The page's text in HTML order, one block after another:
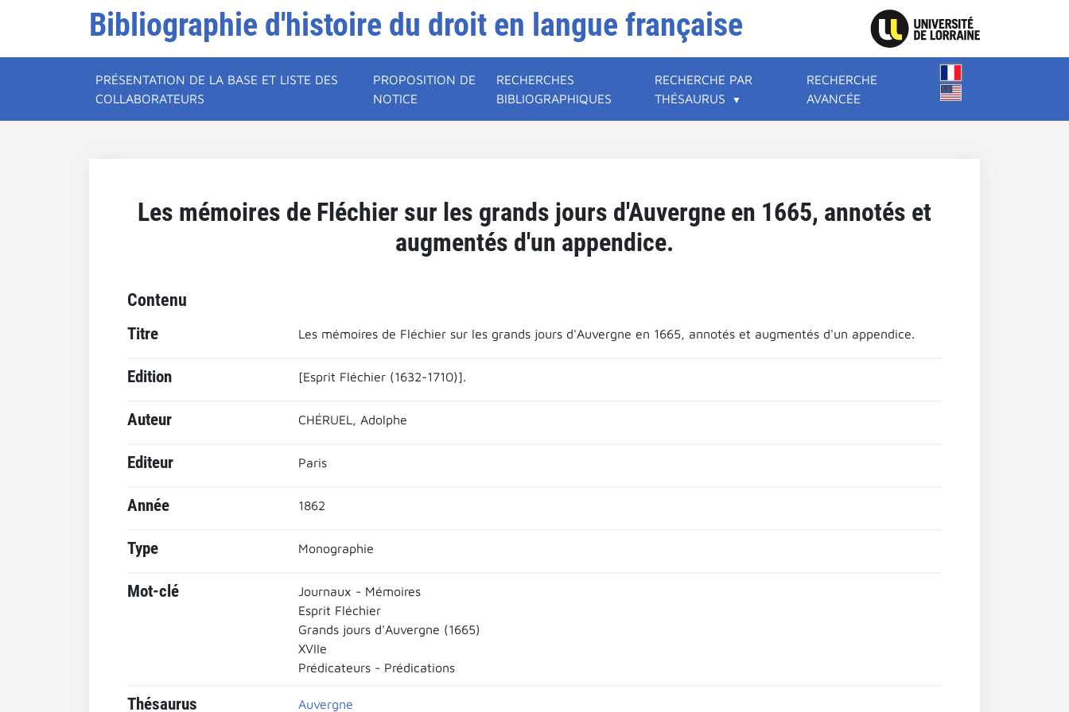
Bibliographie d'histoire du droit en langue française
PRÉSENTATION DE LA BASE ET LISTE DES
COLLABORATEURS
PROPOSITION DE
NOTICE
RECHERCHES
BIBLIOGRAPHIQUES
RECHERCHE PAR
THÉSAURUS
RECHERCHE
AVANCÉE
Les mémoires de Fléchier sur les grands jours d'Auvergne en 1665, annotés et
augmentés d'un appendice.
Contenu
Titre Les mémoires de Fléchier sur les grands jours d'Auvergne en 1665, annotés et augmentés d'un appendice.
Edition [Esprit Fléchier (1632-1710)].
Auteur CHÉRUEL, Adolphe
Editeur Paris
Année 1862
Type Monographie
Mot-clé
Journaux - Mémoires
Esprit Fléchier
Grands jours d'Auvergne (1665)
XVIIe
Prédicateurs - Prédications
Thésaurus Auvergne